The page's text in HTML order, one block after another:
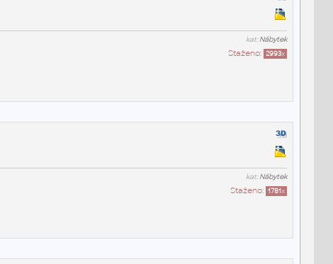
kat:Nábytek
Staženo: 2993x
kat:Nábytek
Staženo: 1781x